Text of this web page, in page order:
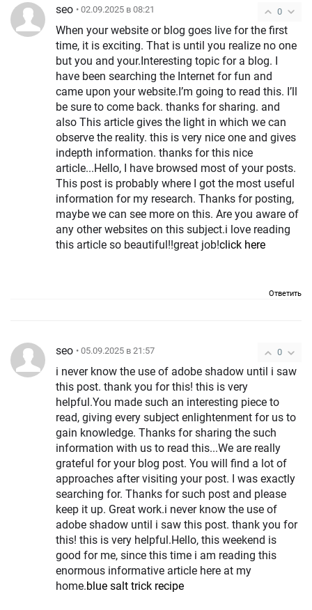
0
seo • 02.09.2025 в 08:21
When your website or blog goes live for the first
time, it is exciting. That is until you realize no one
but you and your.Interesting topic for a blog. I
have been searching the Internet for fun and
came upon your website.I’m going to read this. I’ll
be sure to come back. thanks for sharing. and
also This article gives the light in which we can
observe the reality. this is very nice one and gives
indepth information. thanks for this nice
article...Hello, I have browsed most of your posts.
This post is probably where I got the most useful
information for my research. Thanks for posting,
maybe we can see more on this. Are you aware of
any other websites on this subject.i love reading
this article so beautiful!!great job!click here
Ответить
0
seo • 05.09.2025 в 21:57
i never know the use of adobe shadow until i saw
this post. thank you for this! this is very
helpful.You made such an interesting piece to
read, giving every subject enlightenment for us to
gain knowledge. Thanks for sharing the such
information with us to read this...We are really
grateful for your blog post. You will find a lot of
approaches after visiting your post. I was exactly
searching for. Thanks for such post and please
keep it up. Great work.i never know the use of
adobe shadow until i saw this post. thank you for
this! this is very helpful.Hello, this weekend is
good for me, since this time i am reading this
enormous informative article here at my
home.blue salt trick recipe